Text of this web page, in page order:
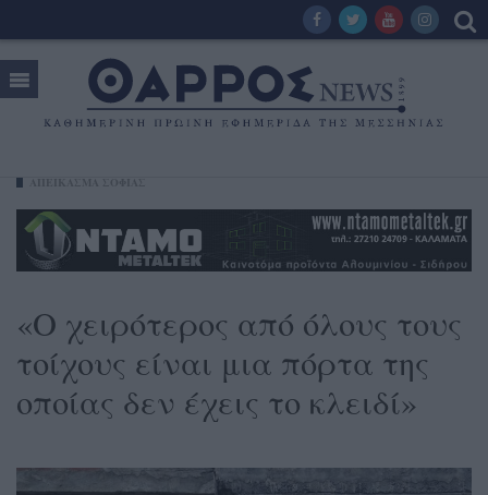
«Ο χειρότερος από όλους τους
τοίχους είναι μια πόρτα της
οποίας δεν έχεις το κλειδί»